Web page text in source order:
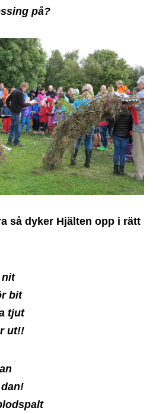
på?
så dyker Hjälten opp i rätt
nit
bit
tjut
ut!!